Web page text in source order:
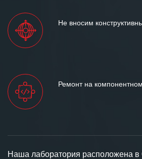
Не вносим
Ремонт на
Наша лаборатория расположена в